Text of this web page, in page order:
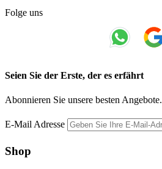
Folge uns
Seien Sie der Erste, der es erfährt
Abonnieren Sie unsere besten Angebote.
E-Mail Adresse
Shop